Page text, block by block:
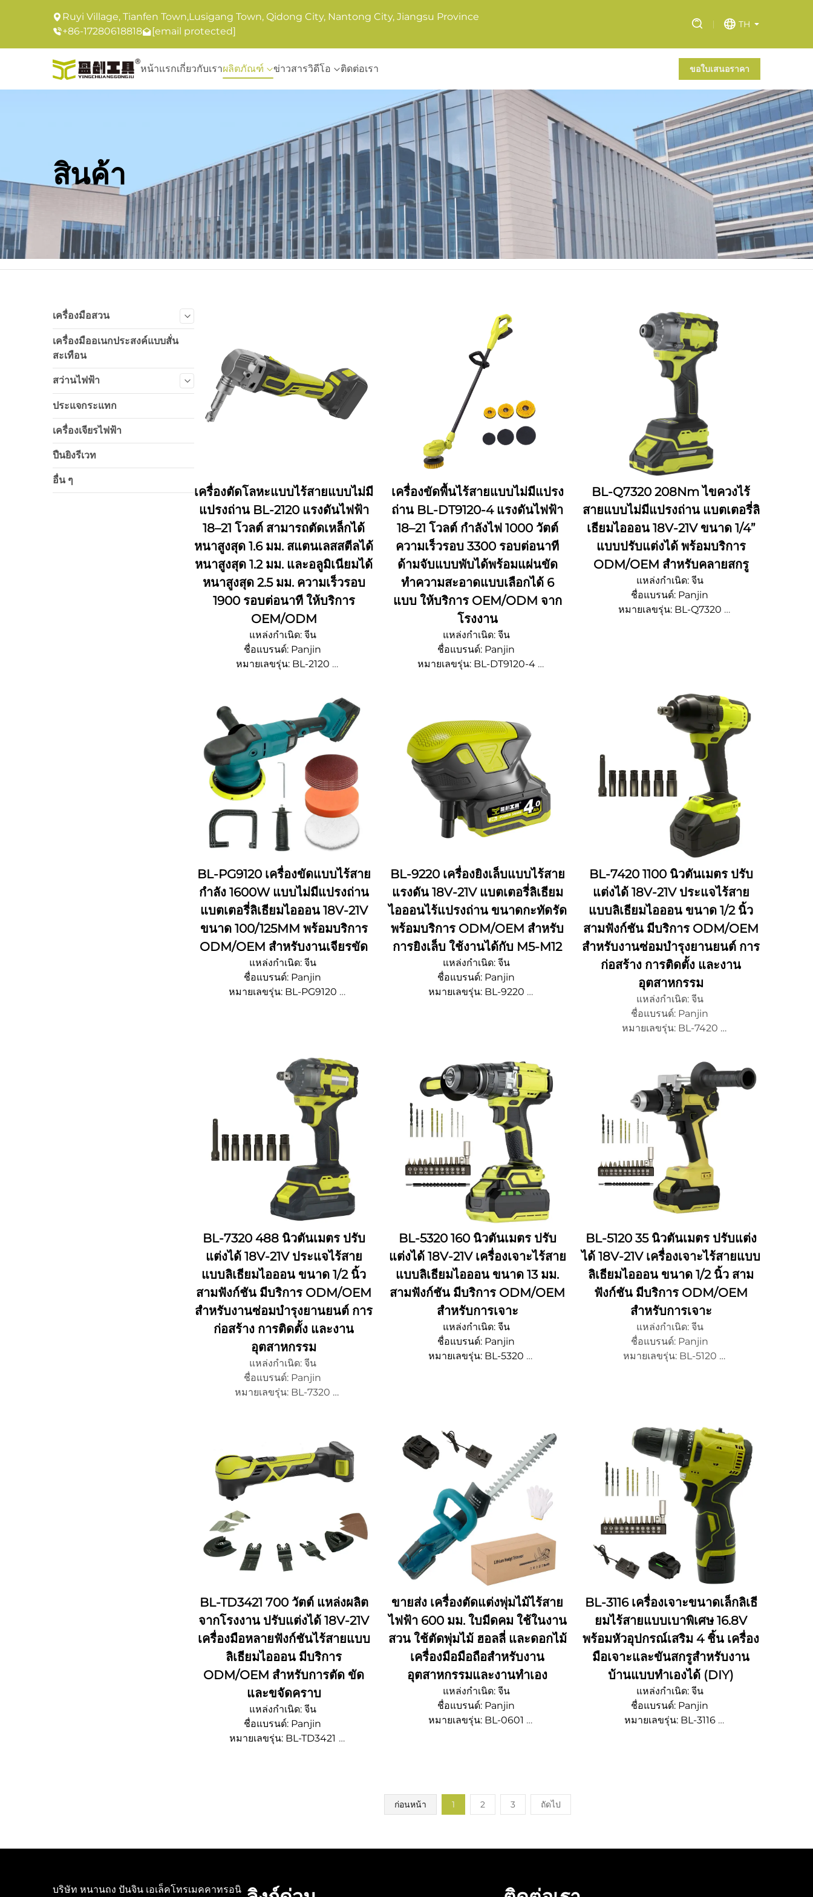
Ruyi Village, Tianfen Town,Lusigang Town, Qidong City, Nantong City, Jiangsu Province
+86-17280618818
[email protected]
TH
หน้าแรกเกี่ยวกับเราผลิตภัณฑ์ ข่าวสารวิดีโอ ติดต่อเรา ขอใบเสนอราคา
สินค้า
หน้าแรก ผลิตภัณฑ์
เครื่องมือสวน
เครื่องมืออเนกประสงค์แบบสั่น
สะเทือน
สว่านไฟฟ้า
ประแจกระแทก
เครื่องเจียรไฟฟ้า
ปืนยิงรีเวท
อื่น ๆ
เครื่องตัดโลหะแบบไร้สายแบบไม่มี
แปรงถ่าน BL-2120 แรงดันไฟฟ้า
18–21 โวลต์ สามารถตัดเหล็กได้
หนาสูงสุด 1.6 มม. สแตนเลสสตีลได้
หนาสูงสุด 1.2 มม. และอลูมิเนียมได้
หนาสูงสุด 2.5 มม. ความเร็วรอบ
1900 รอบต่อนาที ให้บริการ
OEM/ODM
แหล่งกำเนิด: จีน
ชื่อแบรนด์: Panjin
หมายเลขรุ่น: BL-2120
เวลาจัดส่ง: 15~20 วัน
ความสามารถในการจัดหา: OEM/ODM
เครื่องขัดพื้นไร้สายแบบไม่มีแปรง
ถ่าน BL-DT9120-4 แรงดันไฟฟ้า
18–21 โวลต์ กำลังไฟ 1000 วัตต์
ความเร็วรอบ 3300 รอบต่อนาที
ด้ามจับแบบพับได้พร้อมแผ่นขัด
ทำความสะอาดแบบเลือกได้ 6
แบบ ให้บริการ OEM/ODM จาก
โรงงาน
แหล่งกำเนิด: จีน
ชื่อแบรนด์: Panjin
หมายเลขรุ่น: BL-DT9120-4
ความสามารถในการจัดหา: OEM/ODM
BL-Q7320 208Nm ไขควงไร้
สายแบบไม่มีแปรงถ่าน แบตเตอรี่ลิ
เธียมไอออน 18V-21V ขนาด 1/4”
แบบปรับแต่งได้ พร้อมบริการ
ODM/OEM สำหรับคลายสกรู
แหล่งกำเนิด: จีน
ชื่อแบรนด์: Panjin
หมายเลขรุ่น: BL-Q7320
BL-PG9120 เครื่องขัดแบบไร้สาย
กำลัง 1600W แบบไม่มีแปรงถ่าน
แบตเตอรี่ลิเธียมไอออน 18V-21V
ขนาด 100/125MM พร้อมบริการ
ODM/OEM สำหรับงานเจียรขัด
แหล่งกำเนิด: จีน
ชื่อแบรนด์: Panjin
หมายเลขรุ่น: BL-PG9120
BL-9220 เครื่องยิงเล็บแบบไร้สาย
แรงดัน 18V-21V แบตเตอรี่ลิเธียม
ไอออนไร้แปรงถ่าน ขนาดกะทัดรัด
พร้อมบริการ ODM/OEM สำหรับ
การยิงเล็บ ใช้งานได้กับ M5-M12
แหล่งกำเนิด: จีน
ชื่อแบรนด์: Panjin
หมายเลขรุ่น: BL-9220
BL-7420 1100 นิวตันเมตร ปรับ
แต่งได้ 18V-21V ประแจไร้สาย
แบบลิเธียมไอออน ขนาด 1/2 นิ้ว
สามฟังก์ชัน มีบริการ ODM/OEM
สำหรับงานซ่อมบำรุงยานยนต์ การ
ก่อสร้าง การติดตั้ง และงาน
อุตสาหกรรม
แหล่งกำเนิด: จีน
ชื่อแบรนด์: Panjin
หมายเลขรุ่น: BL-7420
เวลาจัดส่ง: 15~20 วัน
ความสามารถในการจัดหา: OEM/ODM
BL-7320 488 นิวตันเมตร ปรับ
แต่งได้ 18V-21V ประแจไร้สาย
แบบลิเธียมไอออน ขนาด 1/2 นิ้ว
สามฟังก์ชัน มีบริการ ODM/OEM
สำหรับงานซ่อมบำรุงยานยนต์ การ
ก่อสร้าง การติดตั้ง และงาน
อุตสาหกรรม
แหล่งกำเนิด: จีน
ชื่อแบรนด์: Panjin
หมายเลขรุ่น: BL-7320
ความสามารถในการจัดหา: OEM/ODM
BL-5320 160 นิวตันเมตร ปรับ
แต่งได้ 18V-21V เครื่องเจาะไร้สาย
แบบลิเธียมไอออน ขนาด 13 มม.
สามฟังก์ชัน มีบริการ ODM/OEM
สำหรับการเจาะ
แหล่งกำเนิด: จีน
ชื่อแบรนด์: Panjin
หมายเลขรุ่น: BL-5320
BL-5120 35 นิวตันเมตร ปรับแต่ง
ได้ 18V-21V เครื่องเจาะไร้สายแบบ
ลิเธียมไอออน ขนาด 1/2 นิ้ว สาม
ฟังก์ชัน มีบริการ ODM/OEM
สำหรับการเจาะ
แหล่งกำเนิด: จีน
ชื่อแบรนด์: Panjin
หมายเลขรุ่น: BL-5120
BL-TD3421 700 วัตต์ แหล่งผลิต
จากโรงงาน ปรับแต่งได้ 18V-21V
เครื่องมือหลายฟังก์ชันไร้สายแบบ
ลิเธียมไอออน มีบริการ
ODM/OEM สำหรับการตัด ขัด
และขจัดคราบ
แหล่งกำเนิด: จีน
ชื่อแบรนด์: Panjin
หมายเลขรุ่น: BL-TD3421
ขายส่ง เครื่องตัดแต่งพุ่มไม้ไร้สาย
ไฟฟ้า 600 มม. ใบมีดคม ใช้ในงาน
สวน ใช้ตัดพุ่มไม้ ฮอลลี่ และดอกไม้
เครื่องมือมือถือสำหรับงาน
อุตสาหกรรมและงานทำเอง
แหล่งกำเนิด: จีน
ชื่อแบรนด์: Panjin
หมายเลขรุ่น: BL-0601
BL-3116 เครื่องเจาะขนาดเล็กลิเธี
ยมไร้สายแบบเบาพิเศษ 16.8V
พร้อมหัวอุปกรณ์เสริม 4 ชิ้น เครื่อง
มือเจาะและขันสกรูสำหรับงาน
บ้านแบบทำเองได้ (DIY)
แหล่งกำเนิด: จีน
ชื่อแบรนด์: Panjin
หมายเลขรุ่น: BL-3116
ก่อนหน้า 1 2 3 ถัดไป
บริษัท หนานถง ปันจิน เอเล็คโทรเมคคาทรอนิ